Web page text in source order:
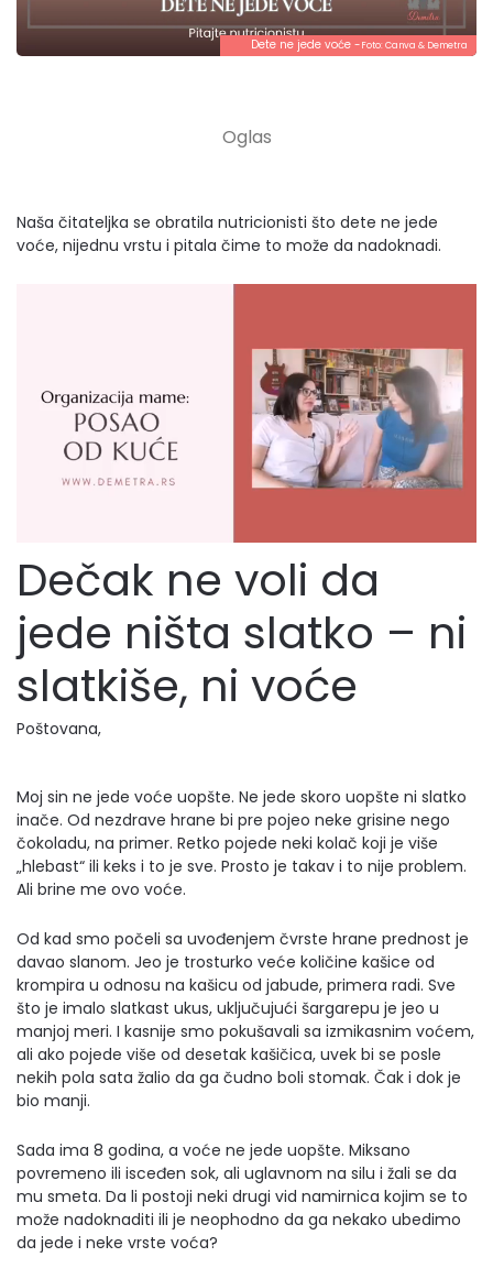
Dete ne jede voće -Foto:Canva & Demetra
Naša čitateljka se obratila nutricionisti što dete ne jede
voće, nijednu vrstu i pitala čime to može da nadoknadi.
Dečak ne voli da
jede ništa slatko – ni
slatkiše, ni voće
Poštovana,
Moj sin ne jede voće uopšte. Ne jede skoro uopšte ni slatko
inače. Od nezdrave hrane bi pre pojeo neke grisine nego
čokoladu, na primer. Retko pojede neki kolač koji je više
„hlebast“ ili keks i to je sve. Prosto je takav i to nije problem.
Ali brine me ovo voće.
Od kad smo počeli sa uvođenjem čvrste hrane prednost je
davao slanom. Jeo je trosturko veće količine kašice od
krompira u odnosu na kašicu od jabude, primera radi. Sve
što je imalo slatkast ukus, uključujući šargarepu je jeo u
manjoj meri. I kasnije smo pokušavali sa izmikasnim voćem,
ali ako pojede više od desetak kašičica, uvek bi se posle
nekih pola sata žalio da ga čudno boli stomak. Čak i dok je
bio manji.
Sada ima 8 godina, a voće ne jede uopšte. Miksano
povremeno ili isceđen sok, ali uglavnom na silu i žali se da
mu smeta. Da li postoji neki drugi vid namirnica kojim se to
može nadoknaditi ili je neophodno da ga nekako ubedimo
da jede i neke vrste voća?